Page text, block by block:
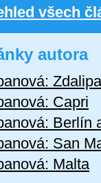
všech
autora
Capri
Berlín
San
Malta